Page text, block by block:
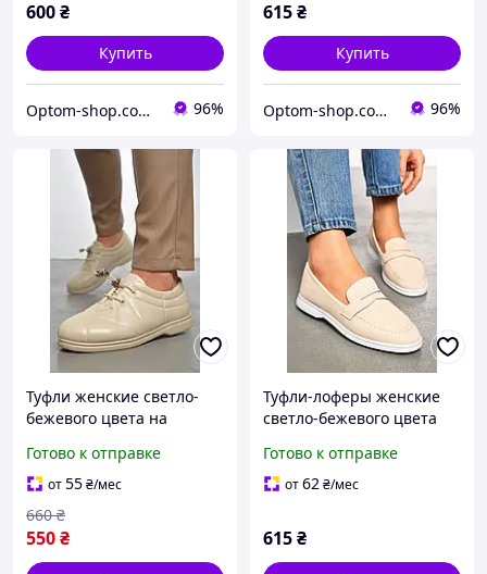
600₴
Купить
Optom-shop.com.ua - Оптовый интернет-магазин: Одежда и обувь оптом, нижнее белье недорого 96%
615₴
Купить
Optom-shop.com.ua - Оптовый интернет-магазин: Одежда и обувь оптом, нижнее белье недорого 96%
Туфли женские светло-
бежевого цвета на
Готово к отправке
от55₴/мес
550₴
660 ₴
Туфли-лоферы женские
светло-бежевого цвета
Готово к отправке
от62₴/мес
615₴